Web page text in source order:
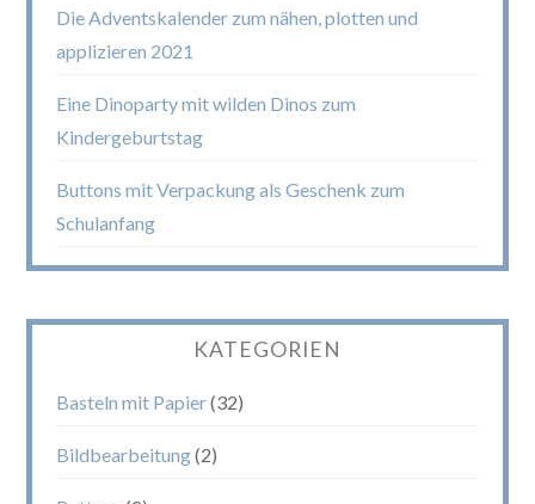
Die Adventskalender zum nähen, plotten und
applizieren 2021
Eine Dinoparty mit wilden Dinos zum
Kindergeburtstag
Buttons mit Verpackung als Geschenk zum
Schulanfang
KATEGORIEN
Basteln mit Papier(32)
Bildbearbeitung(2)